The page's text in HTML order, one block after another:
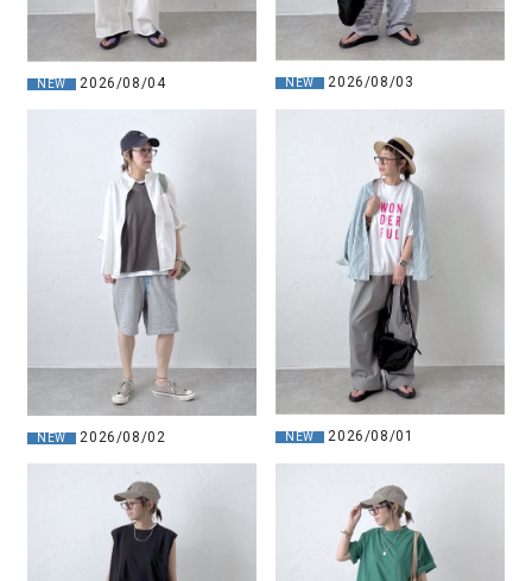
NEW 2026/08/04 NEW 2026/08/03
NEW 2026/08/02 NEW 2026/08/01